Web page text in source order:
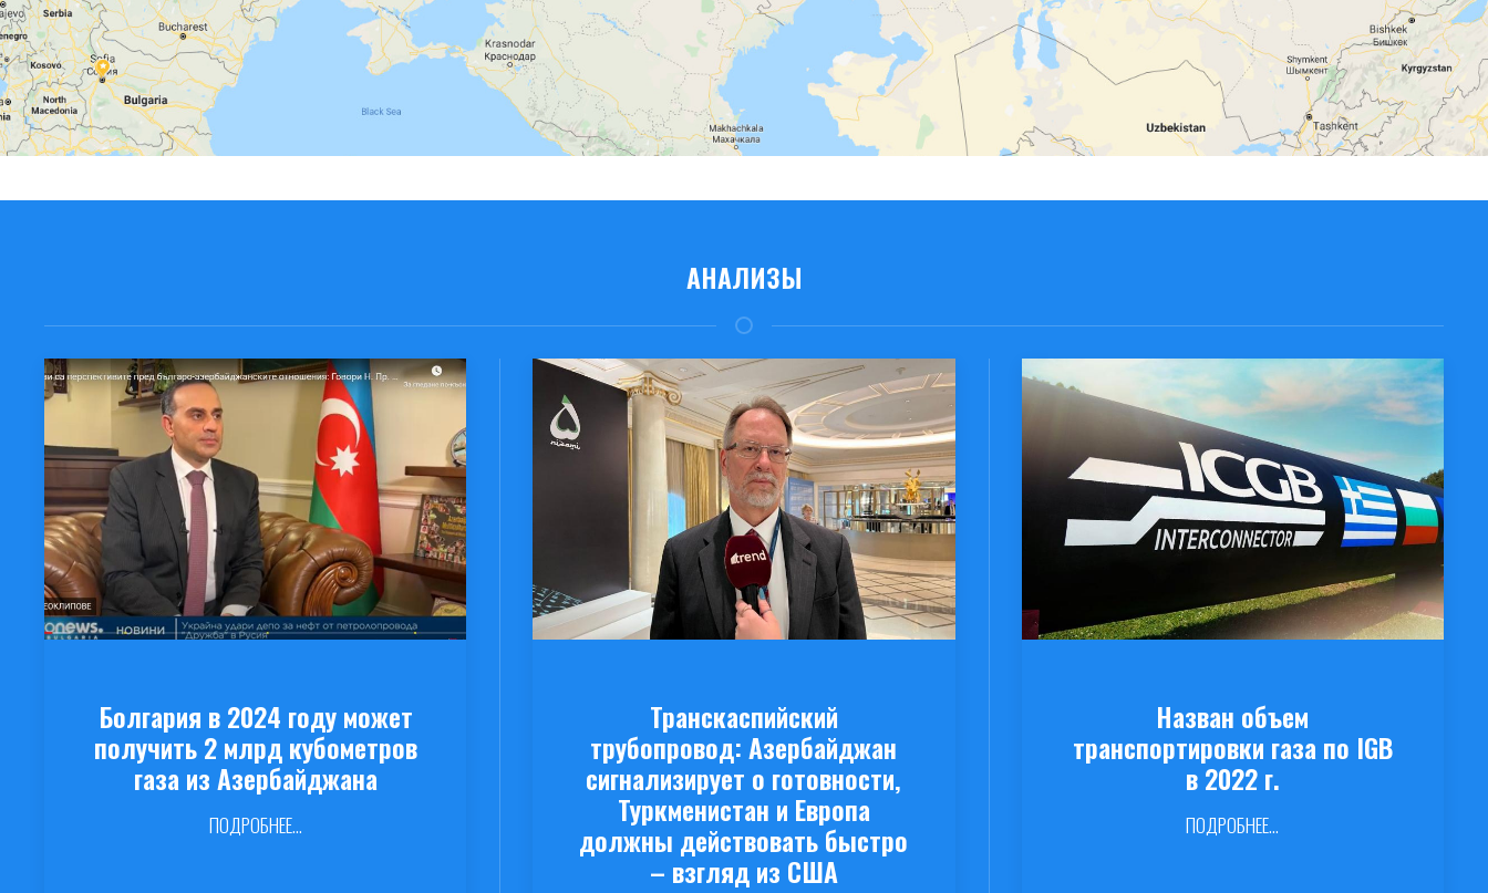
АНАЛИЗЫ
Болгария в 2024 году может
получить 2 млрд кубометров
газа из Азербайджана
ПОДРОБНЕЕ...
Транскаспийский
трубопровод: Азербайджан
сигнализирует о готовности,
Туркменистан и Европа
должны действовать быстро
– взгляд из США
Назван объем
транспортировки газа по IGB
в 2022 г.
ПОДРОБНЕЕ...